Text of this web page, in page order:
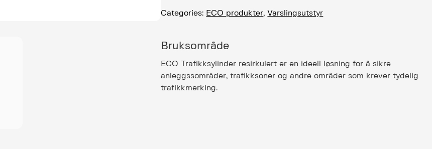
Categories: ECO produkter, Varslingsutstyr
Bruksområde
ECO Trafikksylinder resirkulert er en ideell løsning for å sikre
anleggssområder, trafikksoner og andre områder som krever tydelig
trafikkmerking.